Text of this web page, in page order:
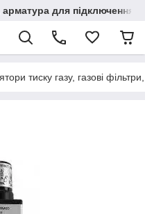
для підключення,
тиску газу, газові фільтри,